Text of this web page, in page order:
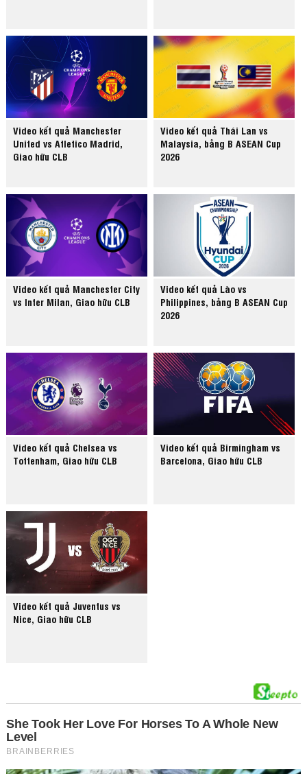
Video kết quả Manchester
United vs Atletico Madrid,
Giao hữu CLB
Video kết quả Thái Lan vs
Malaysia, bảng B ASEAN Cup
2026
Video kết quả Manchester City
vs Inter Milan, Giao hữu CLB
Video kết quả Lào vs
Philippines, bảng B ASEAN Cup
2026
Video kết quả Chelsea vs
Tottenham, Giao hữu CLB
Video kết quả Birmingham vs
Barcelona, Giao hữu CLB
Video kết quả Juventus vs
Nice, Giao hữu CLB